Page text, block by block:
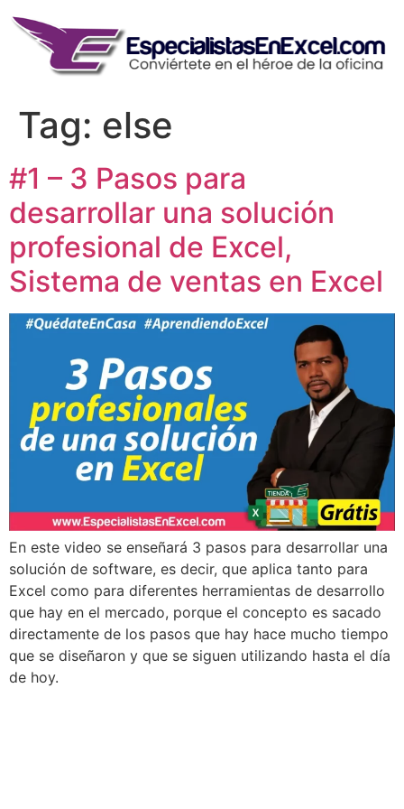
content
Tag: else
#1 – 3 Pasos para
desarrollar una solución
profesional de Excel,
Sistema de ventas en Excel
En este video se enseñará 3 pasos para desarrollar una
solución de software, es decir, que aplica tanto para
Excel como para diferentes herramientas de desarrollo
que hay en el mercado, porque el concepto es sacado
directamente de los pasos que hay hace mucho tiempo
que se diseñaron y que se siguen utilizando hasta el día
de hoy.